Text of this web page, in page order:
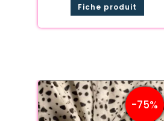
Fiche produit
-75%